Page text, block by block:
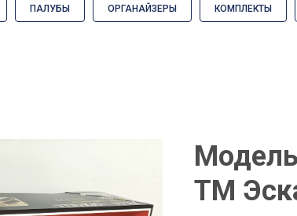
ПАЛУБЫ ОРГАНАЙЗЕРЫ КОМПЛЕКТЫ
ТМ